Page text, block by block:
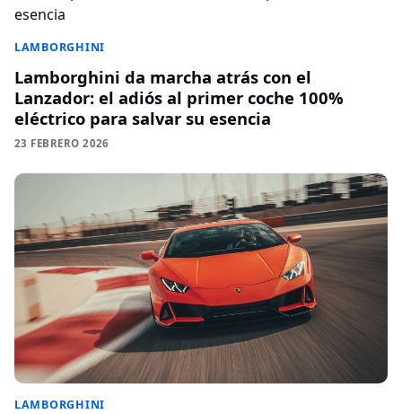
LAMBORGHINI
Lamborghini da marcha atrás con el
Lanzador: el adiós al primer coche 100%
eléctrico para salvar su esencia
23 FEBRERO 2026
LAMBORGHINI